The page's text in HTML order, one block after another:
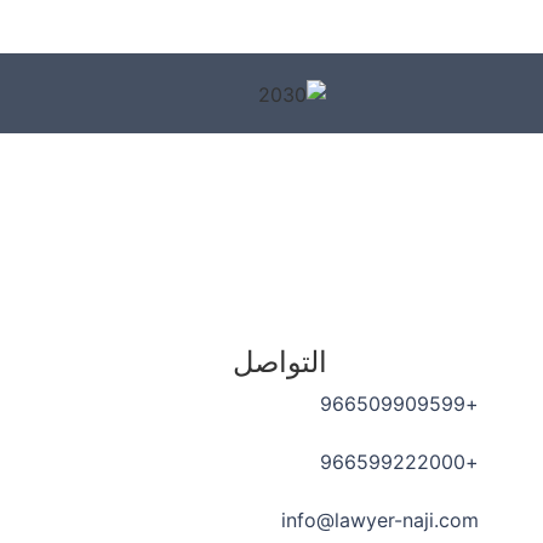
التواصل
+966509909599
+966599222000
info@lawyer-naji.com